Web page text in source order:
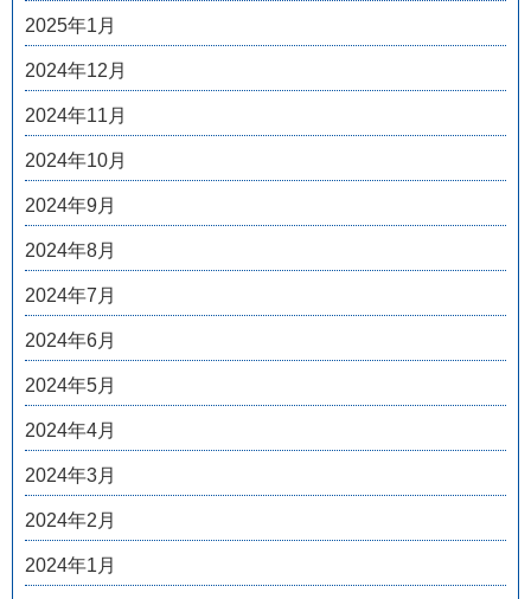
2025年1月
2024年12月
2024年11月
2024年10月
2024年9月
2024年8月
2024年7月
2024年6月
2024年5月
2024年4月
2024年3月
2024年2月
2024年1月